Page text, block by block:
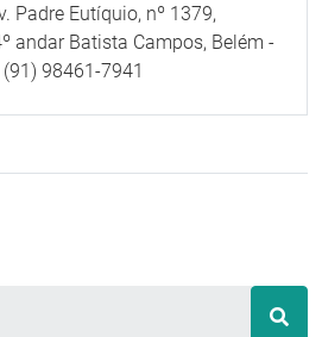
Padre Eutíquio, nº 1379,
andar Batista Campos, Belém -
(91) 98461-7941